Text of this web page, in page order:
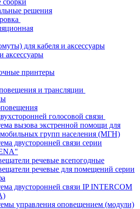
сборки
решения
для кабеля и аксессуары
аксессуары
принтеры
и трансляции
голосовой связи
вызова экстренной помощи для
групп населения (МГН)
двусторонней связи серии
речевые всепогодные
речевые для помещений серии
двусторонней связи IP INTERCOM
управления оповещением (модули)